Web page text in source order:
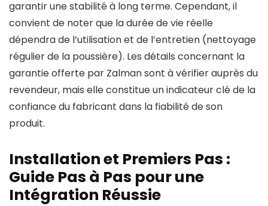
garantir une stabilité à long terme. Cependant, il
convient de noter que la durée de vie réelle
dépendra de l’utilisation et de l’entretien (nettoyage
régulier de la poussière). Les détails concernant la
garantie offerte par Zalman sont à vérifier auprès du
revendeur, mais elle constitue un indicateur clé de la
confiance du fabricant dans la fiabilité de son
produit.
Installation et Premiers Pas :
Guide Pas à Pas pour une
Intégration Réussie